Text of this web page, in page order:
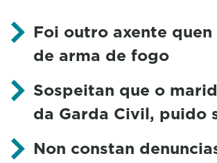
Foi outro axente
de arma de fogo
Sospeitan que o
da Garda Civil, puido
Non constan